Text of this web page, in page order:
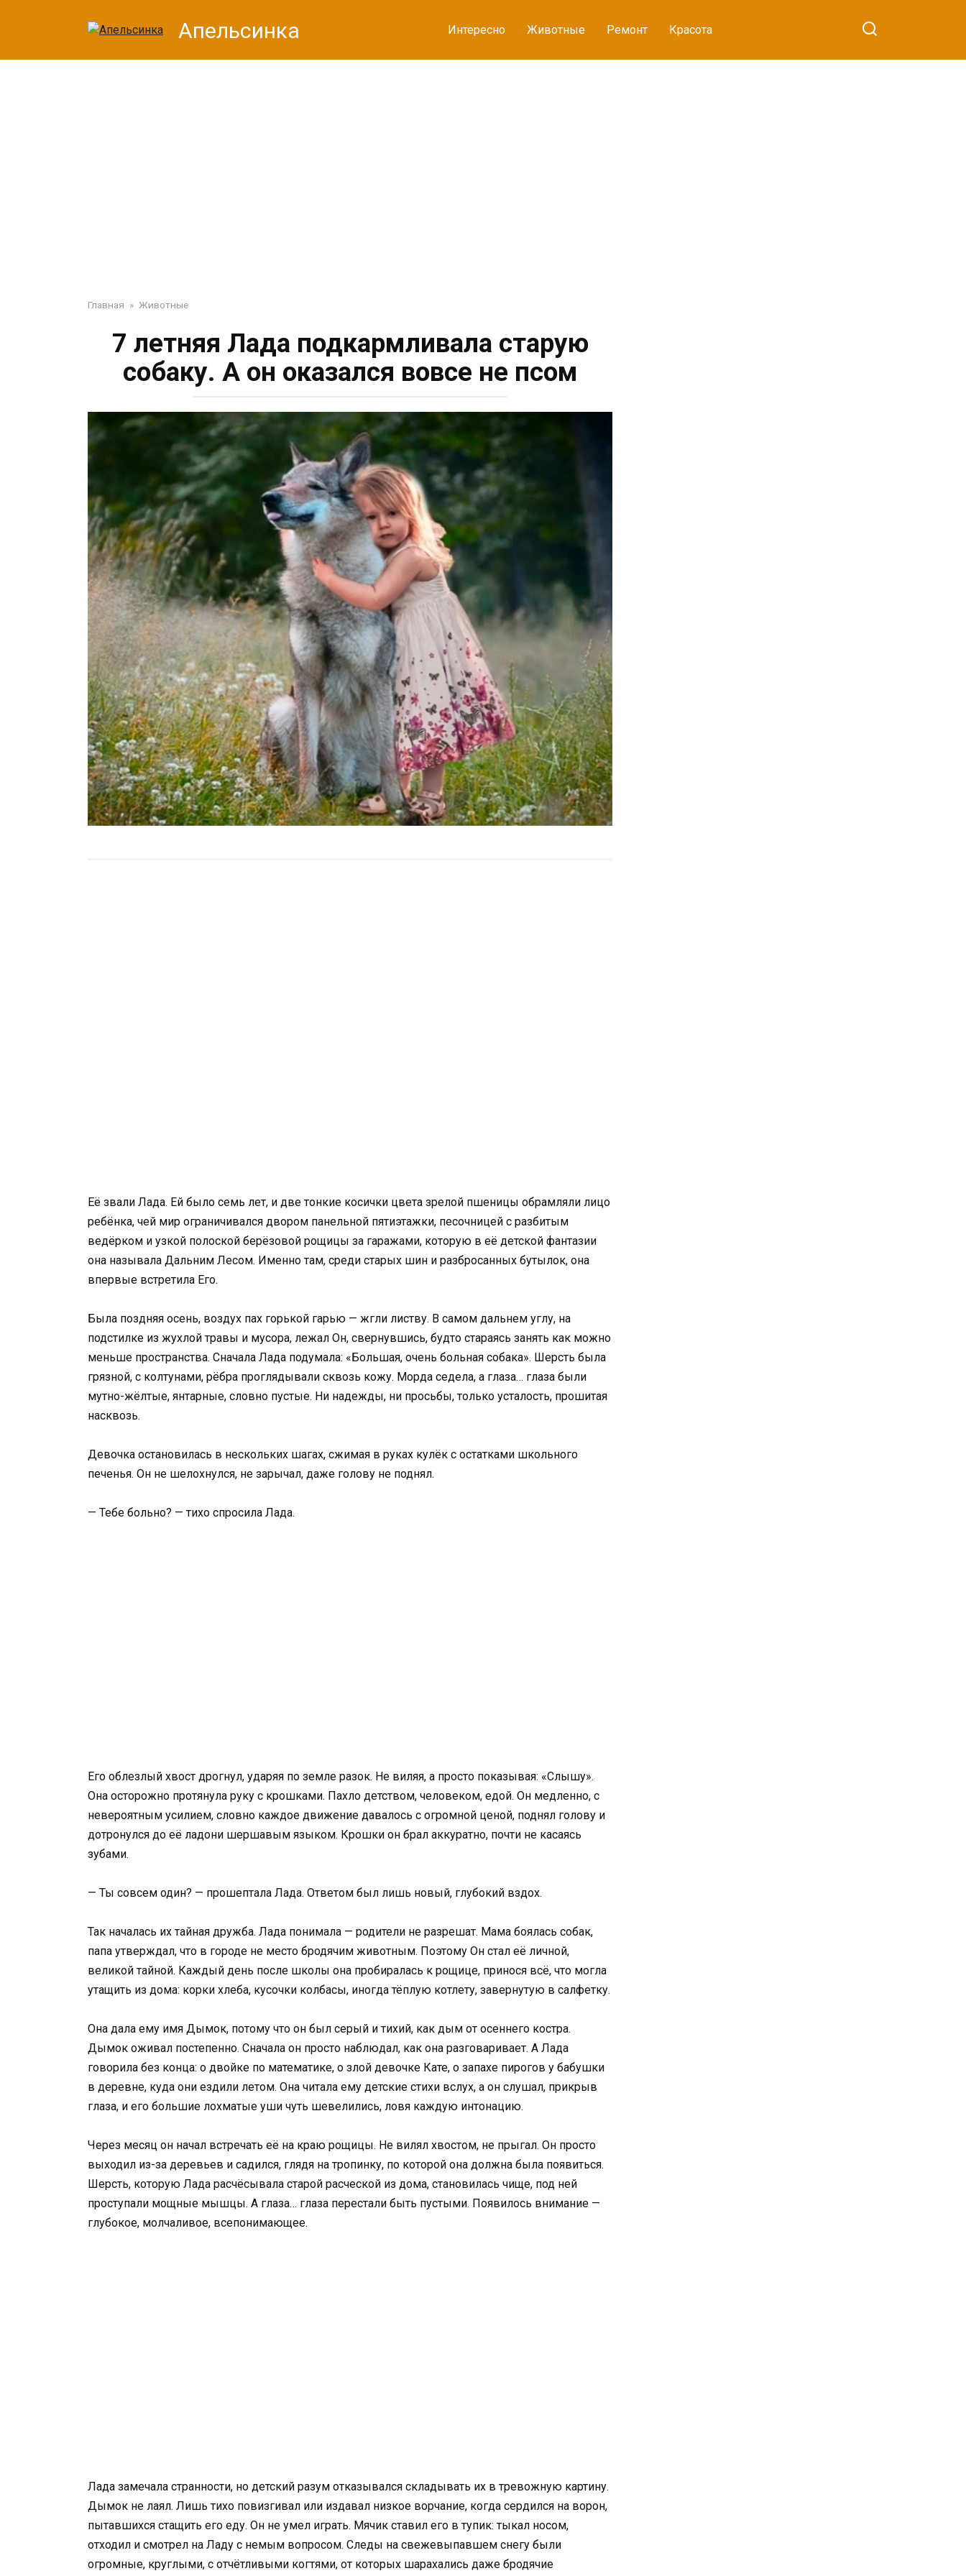
Апельсинка Интересно Животные Ремонт Красота
Главная » Животные
7 летняя Лада подкармливала старую
собаку. А он оказался вовсе не псом
Её звали Лада. Ей было семь лет, и две тонкие косички цвета зрелой пшеницы обрамляли лицо
ребёнка, чей мир ограничивался двором панельной пятиэтажки, песочницей с разбитым
ведёрком и узкой полоской берёзовой рощицы за гаражами, которую в её детской фантазии
она называла Дальним Лесом. Именно там, среди старых шин и разбросанных бутылок, она
впервые встретила Его.
Была поздняя осень, воздух пах горькой гарью — жгли листву. В самом дальнем углу, на
подстилке из жухлой травы и мусора, лежал Он, свернувшись, будто стараясь занять как можно
меньше пространства. Сначала Лада подумала: «Большая, очень больная собака». Шерсть была
грязной, с колтунами, рёбра проглядывали сквозь кожу. Морда седела, а глаза… глаза были
мутно-жёлтые, янтарные, словно пустые. Ни надежды, ни просьбы, только усталость, прошитая
насквозь.
Девочка остановилась в нескольких шагах, сжимая в руках кулёк с остатками школьного
печенья. Он не шелохнулся, не зарычал, даже голову не поднял.
— Тебе больно? — тихо спросила Лада.
Его облезлый хвост дрогнул, ударяя по земле разок. Не виляя, а просто показывая: «Слышу».
Она осторожно протянула руку с крошками. Пахло детством, человеком, едой. Он медленно, с
невероятным усилием, словно каждое движение давалось с огромной ценой, поднял голову и
дотронулся до её ладони шершавым языком. Крошки он брал аккуратно, почти не касаясь
зубами.
— Ты совсем один? — прошептала Лада. Ответом был лишь новый, глубокий вздох.
Так началась их тайная дружба. Лада понимала — родители не разрешат. Мама боялась собак,
папа утверждал, что в городе не место бродячим животным. Поэтому Он стал её личной,
великой тайной. Каждый день после школы она пробиралась к рощице, принося всё, что могла
утащить из дома: корки хлеба, кусочки колбасы, иногда тёплую котлету, завернутую в салфетку.
Она дала ему имя Дымок, потому что он был серый и тихий, как дым от осеннего костра.
Дымок оживал постепенно. Сначала он просто наблюдал, как она разговаривает. А Лада
говорила без конца: о двойке по математике, о злой девочке Кате, о запахе пирогов у бабушки
в деревне, куда они ездили летом. Она читала ему детские стихи вслух, а он слушал, прикрыв
глаза, и его большие лохматые уши чуть шевелились, ловя каждую интонацию.
Через месяц он начал встречать её на краю рощицы. Не вилял хвостом, не прыгал. Он просто
выходил из-за деревьев и садился, глядя на тропинку, по которой она должна была появиться.
Шерсть, которую Лада расчёсывала старой расческой из дома, становилась чище, под ней
проступали мощные мышцы. А глаза… глаза перестали быть пустыми. Появилось внимание —
глубокое, молчаливое, всепонимающее.
Лада замечала странности, но детский разум отказывался складывать их в тревожную картину.
Дымок не лаял. Лишь тихо повизгивал или издавал низкое ворчание, когда сердился на ворон,
пытавшихся стащить его еду. Он не умел играть. Мячик ставил его в тупик: тыкал носом,
отходил и смотрел на Ладу с немым вопросом. Следы на свежевыпавшем снегу были
огромные, круглыми, с отчётливыми когтями, от которых шарахались даже бродячие